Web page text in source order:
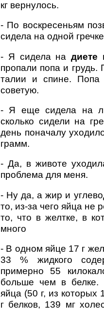
кг вернулось.
- По воскресеньям
сидела на одной
- Я сидела надиете
пропали попа и
талии и спине.
советую.
- Я еще сидела на
сколько сидели на
день поначалу
грамм.
- Да, в животе
проблема для меня.
- Ну да, а жир и
то, из-за чего яйца не
то, что в желтке, в
много
- В одном яйце 17 г
33 % жидкого
примерно 55
больше чем в белке.
яйца (50 г, из которых
г белков, 139 мг